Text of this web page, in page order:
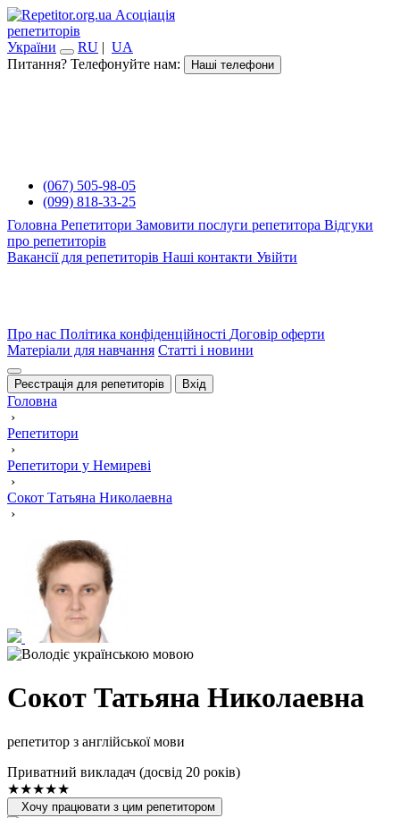
Асоціація
репетиторів
України
RU | UA
Питання? Телефонуйте нам:
Наші телефони
(067) 505-98-05
(099) 818-33-25
Головна Репетитори Замовити послуги репетитора Відгуки
про репетиторів
Вакансії для репетиторів Наші контакти Увійти
Про нас Політика конфіденційності Договір оферти
Матеріали для навчання Статті і новини
Реєстрація для репетиторів Вхід
Головна
›
Репетитори
›
Репетитори у Немиреві
›
Сокот Татьяна Николаевна
›
Сокот Татьяна Николаевна
репетитор з англійської мови
Приватний викладач (досвід 20 років)
★★★★★
Хочу працювати з цим репетитором